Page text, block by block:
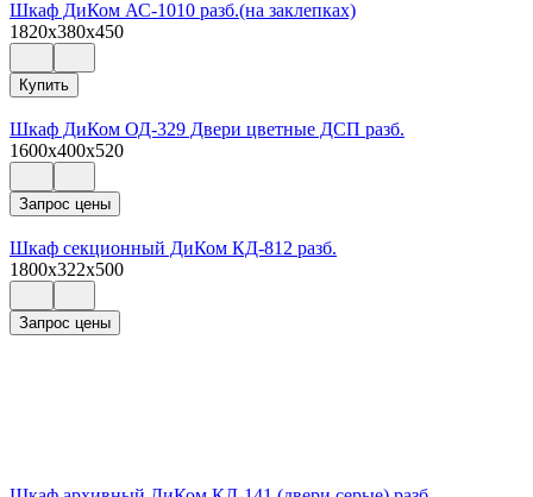
Шкаф ДиКом АС-1010 разб.(на заклепках)
1820x380x450
Купить
Шкаф ДиКом ОД-329 Двери цветные ДСП разб.
1600x400x520
Запрос цены
Шкаф секционный ДиКом КД-812 разб.
1800x322x500
Запрос цены